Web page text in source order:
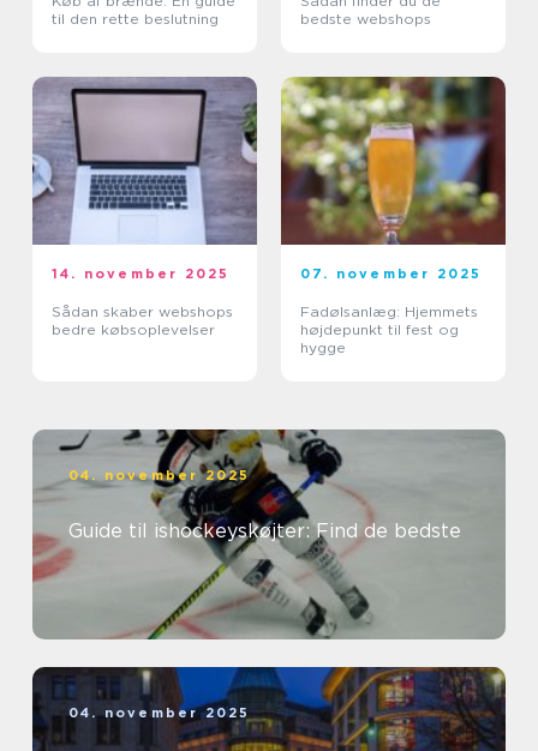
til den rette beslutning
bedste webshops
14. november 2025
Sådan skaber webshops
bedre købsoplevelser
07. november 2025
Fadølsanlæg: Hjemmets
højdepunkt til fest og
hygge
04. november 2025
Guide til ishockeyskøjter: Find de bedste
04. november 2025